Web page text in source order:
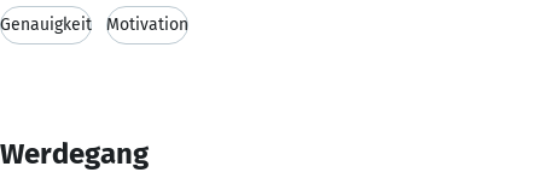
Genauigkeit Motivation
Werdegang